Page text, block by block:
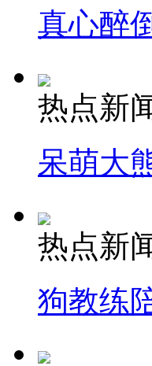
真心醉
热点新
呆萌大
热点新
狗教练